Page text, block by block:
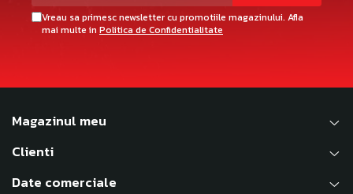
Vreau sa primesc newsletter cu promotiile magazinului. Afla
mai multe in Politica de Confidentialitate
Magazinul meu
Clienti
Date comerciale